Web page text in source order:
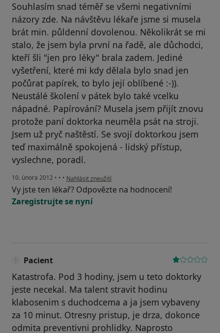
Souhlasím snad téměř se všemi negativními
názory zde. Na návštěvu lékaře jsme si musela
brát min. půldenní dovolenou. Několikrát se mi
stalo, že jsem byla první na řadě, ale důchodci,
kteří šli "jen pro léky" brala zadem. Jediné
vyšetření, které mi kdy dělala bylo snad jen
počůrat papírek, to bylo její oblíbené :-)).
Neustálé školení v pátek bylo také vcelku
nápadné. Papírování? Musela jsem přijít znovu
protože paní doktorka neuměla psát na stroji.
Jsem už pryč naštěstí. Se svojí doktorkou jsem
teď maximálně spokojená - lidský přístup,
vyslechne, poradí.
10. února 2012 • • • podle názoru uživatele Váš účet byl odstraněn
Nahlásit zneužití
Vy jste ten lékař? Odpovězte na hodnocení!
Zaregistrujte se nyní
Pacient
Katastrofa. Pod 3 hodiny, jsem u teto doktorky
jeste necekal. Ma talent stravit hodinu
klabosenim s duchodcema a ja jsem vybaveny
za 10 minut. Otresny pristup, je drza, dokonce
odmita preventivni prohlidky. Naprosto